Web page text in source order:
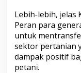
Lebih-lebih, jelas
Peran para
untuk
sektor pertanian
dampak positif
petani.